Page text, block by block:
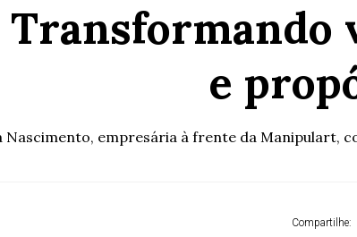
e
Nascimento, empresária à frente da Manipulart,
Compartilhe: